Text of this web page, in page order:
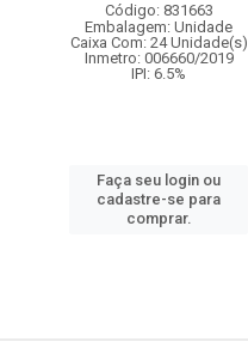
Código: 831663
Embalagem: Unidade
Caixa Com: 24 Unidade(s)
Inmetro: 006660/2019
IPI: 6.5%
Faça seu login ou
cadastre-se para
comprar.